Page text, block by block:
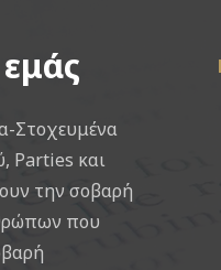
Στοχευμένα
Parties και
την σοβαρή
που